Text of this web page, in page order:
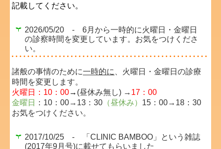
記載してください。
2026/05/20 - 6月から一時的に火曜日・金曜日
の診察時間を変更しています。お気をつけくださ
い。
諸般の事情のために一時的に
、火曜日・金曜日の診療
時間を変更します。
火曜日：10：00→ (昼休み無し) → 17：00
金曜日
：10：00→13：30 （昼休み） 15：00→18：30
お気をつけください。
2017/10/25 - 「CLINIC BAMBOO」という雑誌
(2017年9月号)に載せてもらいました